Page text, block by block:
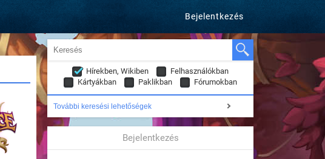
Bejelentkezés
Hírekben, Wikiben
Felhasználókban
Kártyákban
Paklikban Fórumokban
További keresési lehetőségek
Bejelentkezés